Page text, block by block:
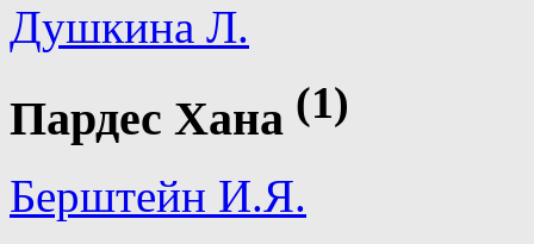
Душкина Л.
Пардес Хана (1)
Берштейн И.Я.